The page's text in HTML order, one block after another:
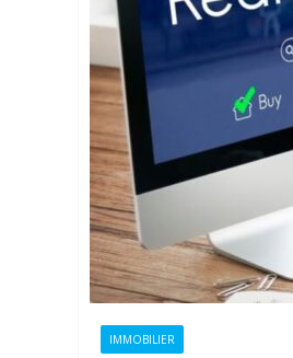
IMMOBILIER